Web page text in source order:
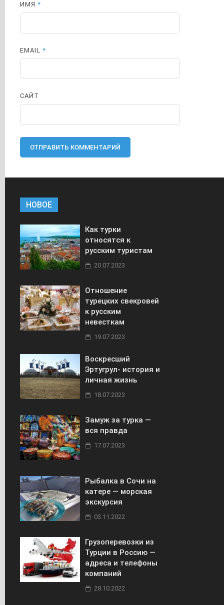
ИМЯ *
EMAIL *
САЙТ
НОВОЕ
Как турки
относятся к
русским туристам
20.07.2023
Отношение
турецких свекровей
к русским
невесткам
19.07.2023
Воскресший
Эртугрул- история и
личная жизнь
18.07.2023
Замуж за турка —
вся правда
17.07.2023
Рыбалка в Сочи на
катере — морская
экскурсия
03.11.2022
Грузоперевозки из
Турции в Россию —
адреса и телефоны
компаний
28.10.2022